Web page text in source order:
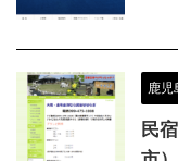
鹿児
民